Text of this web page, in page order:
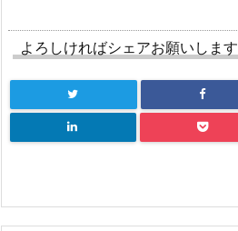
よろしければシェアお願いします